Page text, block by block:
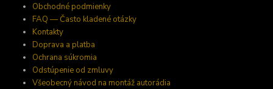
Obchodné podmienky
FAQ — Často kladené otázky
Kontakty
Doprava a platba
Ochrana súkromia
Odstúpenie od zmluvy
Všeobecný návod na montáž autorádia